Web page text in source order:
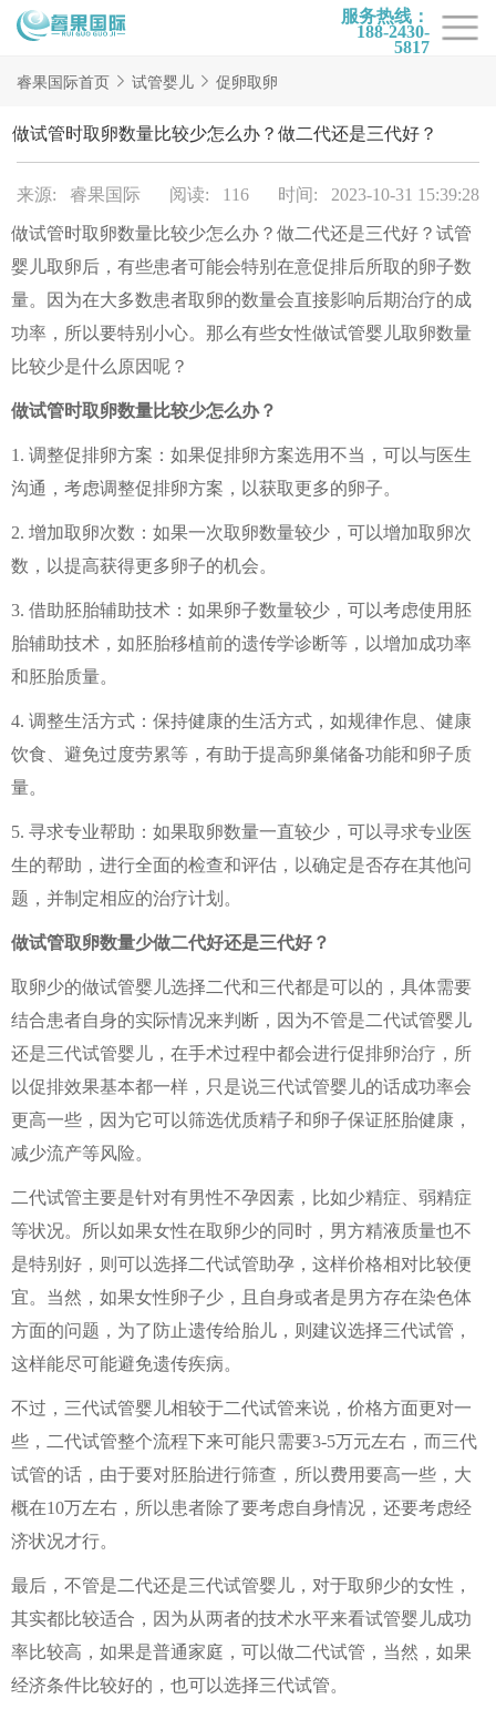
服务热线：
188-2430-
5817
首页
试管项目
试管百科
试管医院
睿果国际
睿果国际首页 试管婴儿 促卵取卵
做试管时取卵数量比较少怎么办？做二代还是三代好？
来源: 睿果国际 阅读: 116 时间: 2023-10-31 15:39:28
做试管时取卵数量比较少怎么办？做二代还是三代好？试管
婴儿取卵后，有些患者可能会特别在意促排后所取的卵子数
量。因为在大多数患者取卵的数量会直接影响后期治疗的成
功率，所以要特别小心。那么有些女性做试管婴儿取卵数量
比较少是什么原因呢？
做试管时取卵数量比较少怎么办？
1. 调整促排卵方案：如果促排卵方案选用不当，可以与医生
沟通，考虑调整促排卵方案，以获取更多的卵子。
2. 增加取卵次数：如果一次取卵数量较少，可以增加取卵次
数，以提高获得更多卵子的机会。
3. 借助胚胎辅助技术：如果卵子数量较少，可以考虑使用胚
胎辅助技术，如胚胎移植前的遗传学诊断等，以增加成功率
和胚胎质量。
4. 调整生活方式：保持健康的生活方式，如规律作息、健康
饮食、避免过度劳累等，有助于提高卵巢储备功能和卵子质
量。
5. 寻求专业帮助：如果取卵数量一直较少，可以寻求专业医
生的帮助，进行全面的检查和评估，以确定是否存在其他问
题，并制定相应的治疗计划。
做试管取卵数量少做二代好还是三代好？
取卵少的做试管婴儿选择二代和三代都是可以的，具体需要
结合患者自身的实际情况来判断，因为不管是二代试管婴儿
还是三代试管婴儿，在手术过程中都会进行促排卵治疗，所
以促排效果基本都一样，只是说三代试管婴儿的话成功率会
更高一些，因为它可以筛选优质精子和卵子保证胚胎健康，
减少流产等风险。
二代试管主要是针对有男性不孕因素，比如少精症、弱精症
等状况。所以如果女性在取卵少的同时，男方精液质量也不
是特别好，则可以选择二代试管助孕，这样价格相对比较便
宜。当然，如果女性卵子少，且自身或者是男方存在染色体
方面的问题，为了防止遗传给胎儿，则建议选择三代试管，
这样能尽可能避免遗传疾病。
不过，三代试管婴儿相较于二代试管来说，价格方面更对一
些，二代试管整个流程下来可能只需要3-5万元左右，而三代
试管的话，由于要对胚胎进行筛查，所以费用要高一些，大
概在10万左右，所以患者除了要考虑自身情况，还要考虑经
济状况才行。
最后，不管是二代还是三代试管婴儿，对于取卵少的女性，
其实都比较适合，因为从两者的技术水平来看试管婴儿成功
率比较高，如果是普通家庭，可以做二代试管，当然，如果
经济条件比较好的，也可以选择三代试管。